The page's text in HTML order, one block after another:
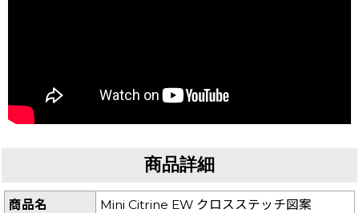
商品詳細
商品名
Mini Citrine EW クロスステッチ図案